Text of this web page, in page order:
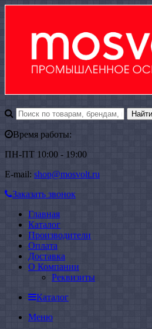
Время работы:
ПН-ПТ 10:00 - 19:00
E-mail: shop@mosvolt.ru
Заказать звонок
Главная
Каталог
Производители
Оплата
Доставка
О Компании
Реквизиты
Каталог
Меню